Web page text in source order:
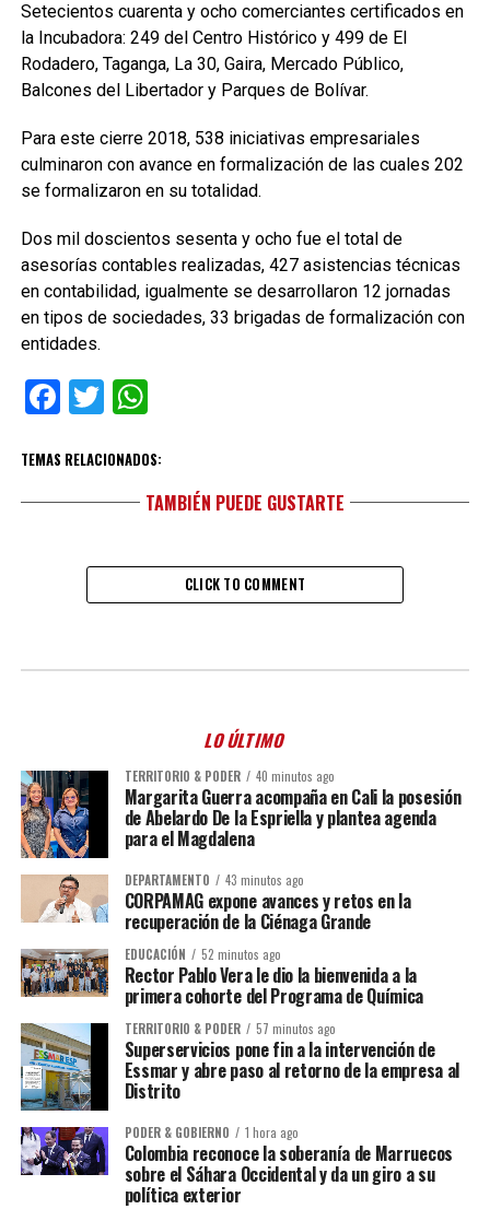
Setecientos cuarenta y ocho comerciantes certificados en
la Incubadora: 249 del Centro Histórico y 499 de El
Rodadero, Taganga, La 30, Gaira, Mercado Público,
Balcones del Libertador y Parques de Bolívar.
Para este cierre 2018, 538 iniciativas empresariales
culminaron con avance en formalización de las cuales 202
se formalizaron en su totalidad.
Dos mil doscientos sesenta y ocho fue el total de
asesorías contables realizadas, 427 asistencias técnicas
en contabilidad, igualmente se desarrollaron 12 jornadas
en tipos de sociedades, 33 brigadas de formalización con
entidades.
Facebook
TwitterWhatsApp
TEMAS RELACIONADOS:
TAMBIÉN PUEDE GUSTARTE
CLICK TO COMMENT
LO ÚLTIMO
TERRITORIO & PODER 40 minutos ago
Margarita Guerra acompaña en Cali la posesión
de Abelardo De la Espriella y plantea agenda
para el Magdalena
DEPARTAMENTO 43 minutos ago
CORPAMAG expone avances y retos en la
recuperación de la Ciénaga Grande
EDUCACIÓN 52 minutos ago
Rector Pablo Vera le dio la bienvenida a la
primera cohorte del Programa de Química
TERRITORIO & PODER 57 minutos ago
Superservicios pone fin a la intervención de
Essmar y abre paso al retorno de la empresa al
Distrito
PODER & GOBIERNO 1 hora ago
Colombia reconoce la soberanía de Marruecos
sobre el Sáhara Occidental y da un giro a su
política exterior